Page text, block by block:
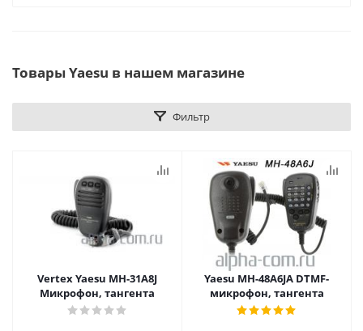
Товары Yaesu в нашем магазине
Фильтр
Vertex Yaesu MH-31A8J
Микрофон, тангента
Yaesu MH-48A6JA DTMF-
микрофон, тангента